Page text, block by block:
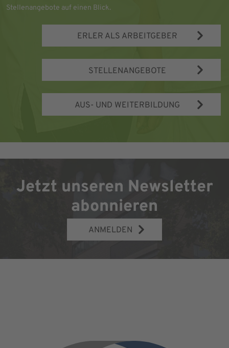
Stellenangebote auf einen Blick.
ERLER ALS ARBEITGEBER
STELLENANGEBOTE
AUS- UND WEITERBILDUNG
Jetzt unseren Newsletter
abonnieren
ANMELDEN